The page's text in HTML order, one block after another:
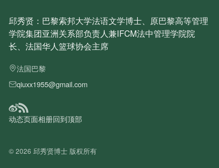
邱秀贤：巴黎索邦大学法语文学博士、原巴黎高等管理
学院集团亚洲关系部负责人兼IFCM法中管理学院院
长、法国华人篮球协会主席
法国巴黎
qiuxx1955@gmail.com
动态页面相册回到顶部
© 2026 邱秀贤博士 版权所有